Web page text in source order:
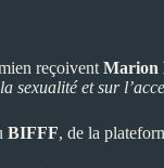
reçoivent Marion
sexualité et sur
BIFFF, de la